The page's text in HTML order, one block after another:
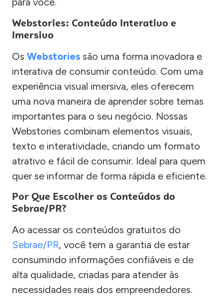
Webstories: Conteúdo Interativo e
Imersivo
Os Webstories são uma forma inovadora e
interativa de consumir conteúdo. Com uma
experiência visual imersiva, eles oferecem
uma nova maneira de aprender sobre temas
importantes para o seu negócio. Nossas
Webstories combinam elementos visuais,
texto e interatividade, criando um formato
atrativo e fácil de consumir. Ideal para quem
quer se informar de forma rápida e eficiente.
Por Que Escolher os Conteúdos do
Sebrae/PR?
Ao acessar os conteúdos gratuitos do
Sebrae/PR, você tem a garantia de estar
consumindo informações confiáveis e de
alta qualidade, criadas para atender às
necessidades reais dos empreendedores.